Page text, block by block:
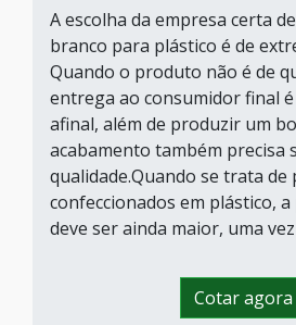
A escolha da empresa certa
branco para plástico é de
Quando o produto não é de
entrega ao consumidor final
afinal, além de produzir um
acabamento também precisa
qualidade.Quando se trata de
confeccionados em plástico,
deve ser ainda maior, uma vez
Cotar agora